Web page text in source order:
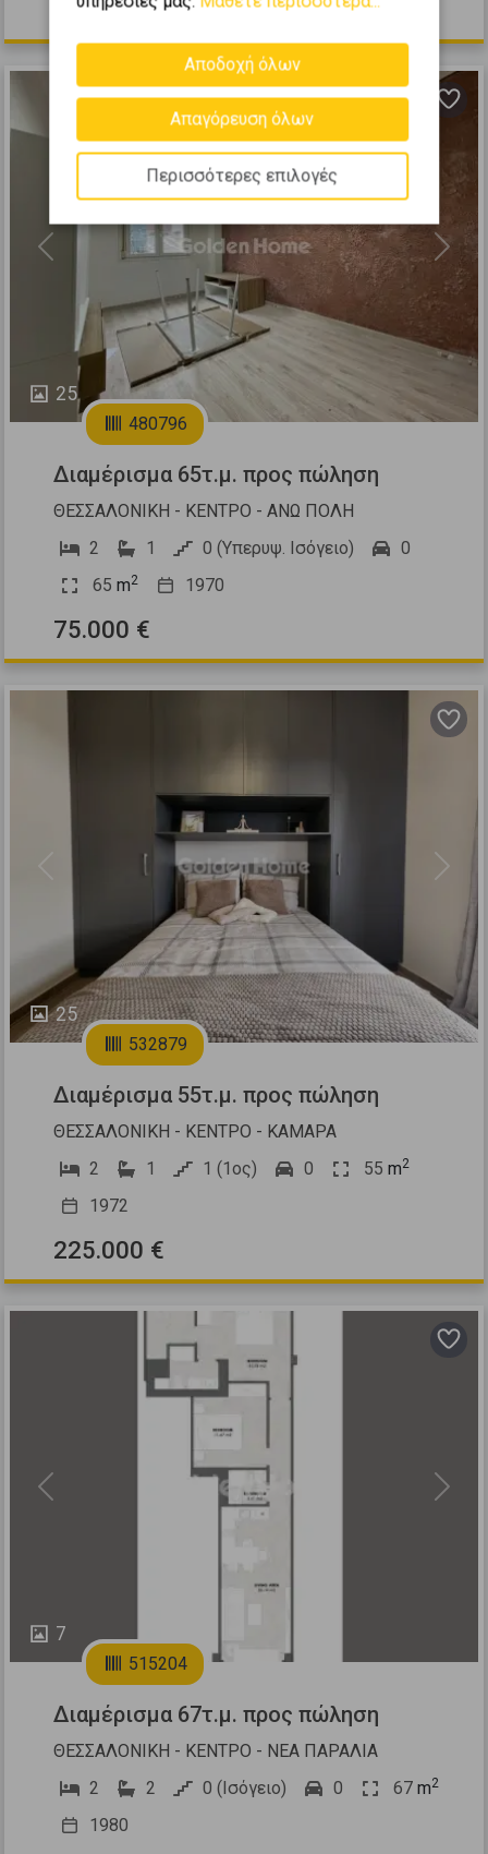
160.000 €
25
Previous Next
480796
Διαμέρισμα 65τ.μ. προς πώληση
ΘΕΣΣΑΛΟΝΙΚΗ - ΚΕΝΤΡΟ - ΑΝΩ ΠΟΛΗ
2
1 0 (Υπερυψ. Ισόγειο)
0
65 m2 1970
75.000 €
25
Next
532879
Διαμέρισμα 55τ.μ. προς πώληση
ΘΕΣΣΑΛΟΝΙΚΗ - ΚΕΝΤΡΟ - ΚΑΜΑΡΑ
2
1 1 (1ος) 0 55 m2
1972
225.000 €
7
Previous Next
515204
Διαμέρισμα 67τ.μ. προς πώληση
ΘΕΣΣΑΛΟΝΙΚΗ - ΚΕΝΤΡΟ - ΝΕΑ ΠΑΡΑΛΙΑ
2
2 0 (Ισόγειο) 0 67 m2
1980
Αποδοχή όλων
Απαγόρευση όλων
Περισσότερες επιλογές